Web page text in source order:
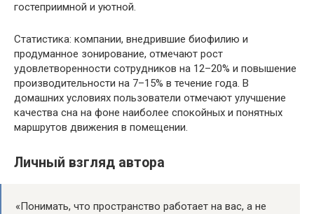
гостеприимной и уютной.
Статистика: компании, внедрившие биофилию и
продуманное зонирование, отмечают рост
удовлетворенности сотрудников на 12–20% и повышение
производительности на 7–15% в течение года. В
домашних условиях пользователи отмечают улучшение
качества сна на фоне наиболее спокойных и понятных
маршрутов движения в помещении.
Личный взгляд автора
«Понимать, что пространство работает на вас, а не